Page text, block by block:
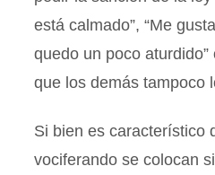
está calmado”, “Me
quedo un poco
que los demás tampoco
Si bien es característico
vociferando se colocan